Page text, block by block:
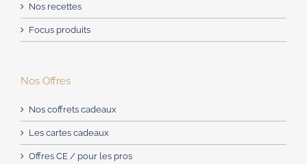
Nos recettes
Focus produits
Nos Offres
Nos coffrets cadeaux
Les cartes cadeaux
Offres CE / pour les pros